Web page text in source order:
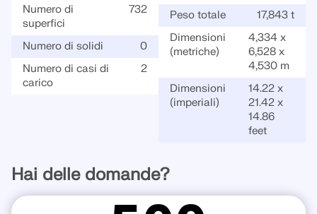
Numero di
superfici
732
Numero di solidi
0
Numero di casi di
carico
2
Peso totale
17,843 t
Dimensioni
(metriche)
4,334 x
6,528 x
4,530 m
Dimensioni
(imperiali)
14.22 x
21.42 x
14.86
feet
Hai delle domande?